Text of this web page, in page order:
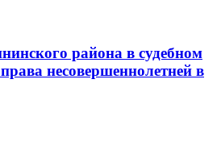
района в судебном
несовершеннолетней в